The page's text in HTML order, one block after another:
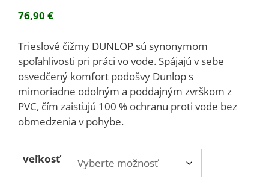
76,90 €
Trieslové čižmy DUNLOP sú synonymom
spoľahlivosti pri práci vo vode. Spájajú v sebe
osvedčený komfort podošvy Dunlop s
mimoriadne odolným a poddajným zvrškom z
PVC, čím zaisťujú 100 % ochranu proti vode bez
obmedzenia v pohybe.
veľkosť